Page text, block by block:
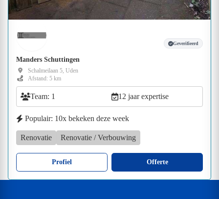
Geverifieerd
Manders Schuttingen
Schalmeilaan 5, Uden
Afstand: 5 km
Team: 1 12 jaar expertise
Populair: 10x bekeken deze week
Renovatie Renovatie / Verbouwing
Profiel Offerte